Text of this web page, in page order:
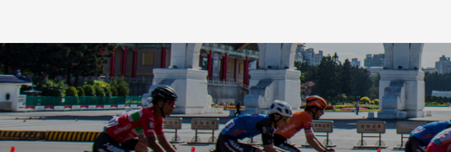
Top
News Races